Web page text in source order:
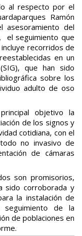
al respecto por el
Ramón
asesoramiento del
el seguimiento que
recorridos de
en un
que han sido
sobre los
adulto de oso
objetivo la
de los signos y
cotidiana, con el
no invasivo de
de cámaras
son promisorios,
sido corroborada y
la instalación de
de la
de poblaciones en